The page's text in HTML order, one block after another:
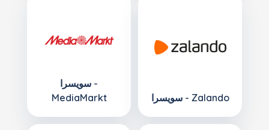
سويسرا -
MediaMarkt
سويسرا - Zalando